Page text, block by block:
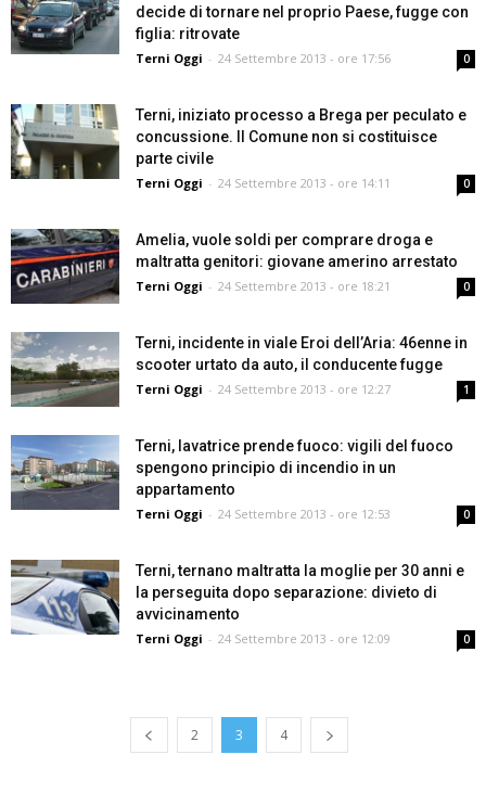
decide di tornare nel proprio Paese, fugge con
figlia: ritrovate
Terni Oggi - 24 Settembre 2013 - ore 17:56 0
Terni, iniziato processo a Brega per peculato e
concussione. Il Comune non si costituisce
parte civile
Terni Oggi - 24 Settembre 2013 - ore 14:11 0
Amelia, vuole soldi per comprare droga e
maltratta genitori: giovane amerino arrestato
Terni Oggi - 24 Settembre 2013 - ore 18:21 0
Terni, incidente in viale Eroi dell’Aria: 46enne in
scooter urtato da auto, il conducente fugge
Terni Oggi - 24 Settembre 2013 - ore 12:27 1
Terni, lavatrice prende fuoco: vigili del fuoco
spengono principio di incendio in un
appartamento
Terni Oggi - 24 Settembre 2013 - ore 12:53 0
Terni, ternano maltratta la moglie per 30 anni e
la perseguita dopo separazione: divieto di
avvicinamento
Terni Oggi - 24 Settembre 2013 - ore 12:09 0
2 3 4